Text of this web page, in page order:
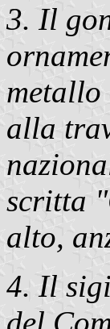
3. Il
alla
scritta
alto,
4. Il
del